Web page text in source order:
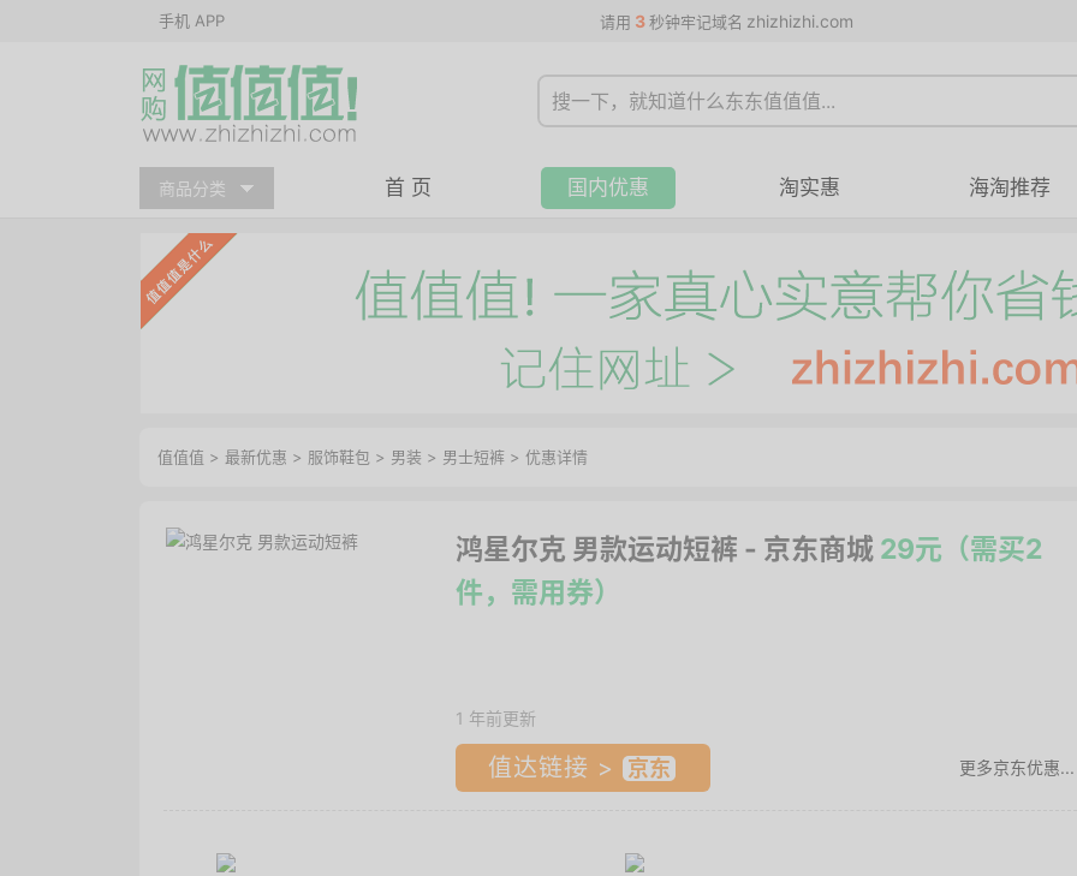
手机 APP 请用 3 秒钟牢记域名 zhizhizhi.com
商品分类 首 页 国内优惠 淘实惠 海淘推荐
值值值 > 最新优惠 > 服饰鞋包 > 男装 > 男士短裤 > 优惠详情
鸿星尔克 男款运动短裤 - 京东商城 29元（需买2
件，需用券）
1 年前更新
值达链接 > 更多京东优惠...